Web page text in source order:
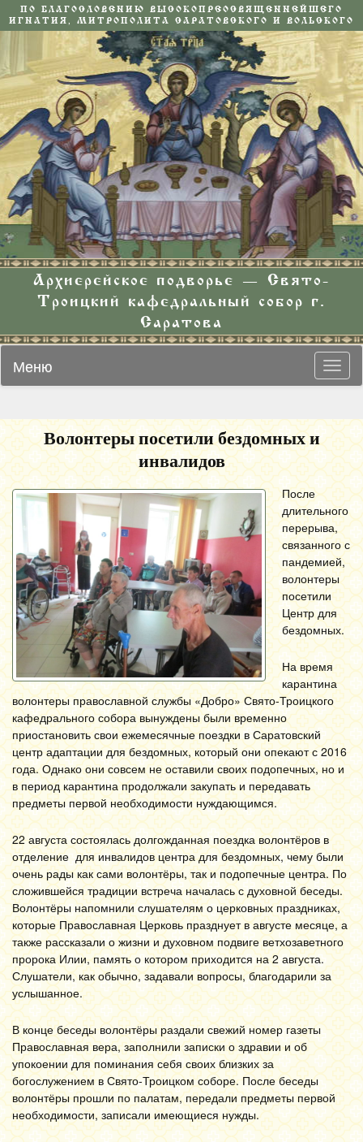
ПО БЛАГОСЛОВЕНИЮ ВЫСОКОПРЕОСВЯЩЕННЕЙШЕГО
ИГНАТИЯ, МИТРОПОЛИТА САРАТОВСКОГО И ВОЛЬСКОГО
Архиерейское подворье — Свято-
Троицкий кафедральный собор г.
Саратова
Меню
Волонтеры посетили бездомных и
инвалидов
После
длительного
перерыва,
связанного с
пандемией,
волонтеры
посетили
Центр для
бездомных.
На время
карантина
волонтеры православной службы «Добро» Свято-Троицкого
кафедрального собора вынуждены были временно
приостановить свои ежемесячные поездки в Саратовский
центр адаптации для бездомных, который они опекают с 2016
года. Однако они совсем не оставили своих подопечных, но и
в период карантина продолжали закупать и передавать
предметы первой необходимости нуждающимся.
22 августа состоялась долгожданная поездка волонтёров в
отделение для инвалидов центра для бездомных, чему были
очень рады как сами волонтёры, так и подопечные центра. По
сложившейся традиции встреча началась с духовной беседы.
Волонтёры напомнили слушателям о церковных праздниках,
которые Православная Церковь празднует в августе месяце, а
также рассказали о жизни и духовном подвиге ветхозаветного
пророка Илии, память о котором приходится на 2 августа.
Слушатели, как обычно, задавали вопросы, благодарили за
услышанное.
В конце беседы волонтёры раздали свежий номер газеты
Православная вера, заполнили записки о здравии и об
упокоении для поминания себя своих близких за
богослужением в Свято-Троицком соборе. После беседы
волонтёры прошли по палатам, передали предметы первой
необходимости, записали имеющиеся нужды.